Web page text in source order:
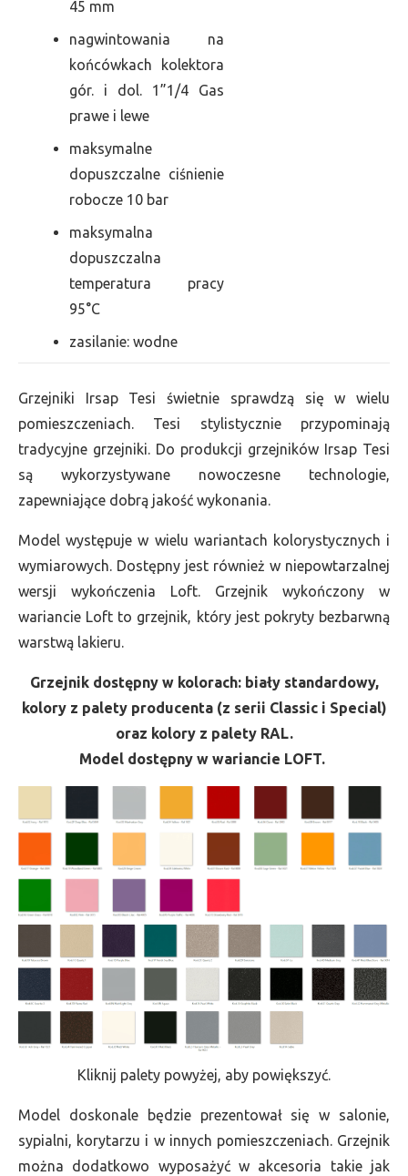
45 mm
nagwintowania na
końcówkach kolektora
gór. i dol. 1”1/4 Gas
prawe i lewe
maksymalne
dopuszczalne ciśnienie
robocze 10 bar
maksymalna
dopuszczalna
temperatura pracy
95°C
zasilanie: wodne
Grzejniki Irsap Tesi świetnie sprawdzą się w wielu
pomieszczeniach. Tesi stylistycznie przypominają
tradycyjne grzejniki. Do produkcji grzejników Irsap Tesi
są wykorzystywane nowoczesne technologie,
zapewniające dobrą jakość wykonania.
Model występuje w wielu wariantach kolorystycznych i
wymiarowych. Dostępny jest również w niepowtarzalnej
wersji wykończenia Loft. Grzejnik wykończony w
wariancie Loft to grzejnik, który jest pokryty bezbarwną
warstwą lakieru.
Grzejnik dostępny w kolorach: biały standardowy,
kolory z palety producenta (z serii Classic i Special)
oraz kolory z palety RAL.
Model dostępny w wariancie LOFT.
Kliknij palety powyżej, aby powiększyć.
Model doskonale będzie prezentował się w salonie,
sypialni, korytarzu i w innych pomieszczeniach. Grzejnik
można dodatkowo wyposażyć w akcesoria takie jak